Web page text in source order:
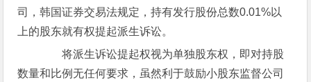
司，韩国证券交易法规定，持有发行股份总数0.01%以
上的股东就有权提起派生诉讼。
将派生诉讼提起权视为单独股东权，即对持股
数量和比例无任何要求，虽然利于鼓励小股东监督公司